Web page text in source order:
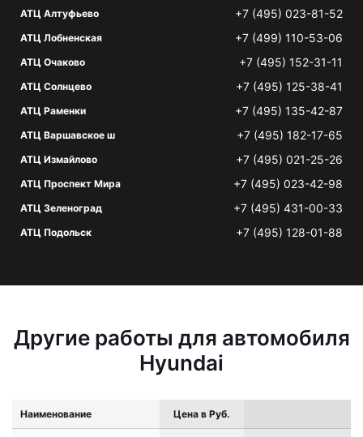
АТЦ Алтуфьево +7 (495) 023-81-52
АТЦ Лобненская +7 (499) 110-53-06
АТЦ Очаково +7 (495) 152-31-11
АТЦ Солнцево +7 (495) 125-38-41
АТЦ Раменки +7 (495) 135-42-87
АТЦ Варшавское ш +7 (495) 182-17-65
АТЦ Измайлово +7 (495) 021-25-26
АТЦ Проспект Мира +7 (495) 023-42-98
АТЦ Зеленоград +7 (495) 431-00-33
АТЦ Подольск +7 (495) 128-01-88
Другие работы для автомобиля
Hyundai
Наименование Цена в Руб.